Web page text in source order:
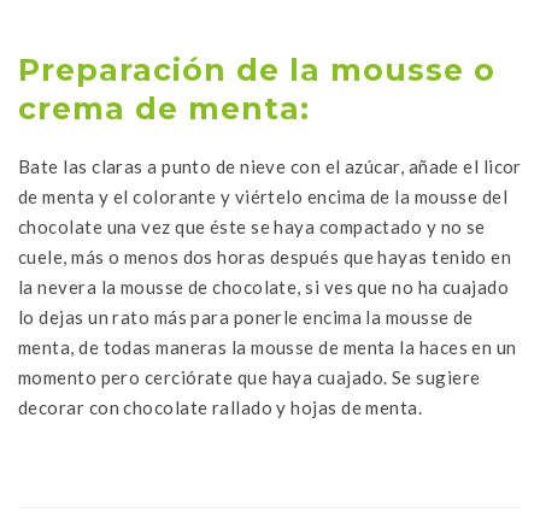
Preparación de la mousse o
crema de menta:
Bate las claras a punto de nieve con el azúcar, añade el licor
de menta y el colorante y viértelo encima de la mousse del
chocolate una vez que éste se haya compactado y no se
cuele, más o menos dos horas después que hayas tenido en
la nevera la mousse de chocolate, si ves que no ha cuajado
lo dejas un rato más para ponerle encima la mousse de
menta, de todas maneras la mousse de menta la haces en un
momento pero cerciórate que haya cuajado. Se sugiere
decorar con chocolate rallado y hojas de menta.